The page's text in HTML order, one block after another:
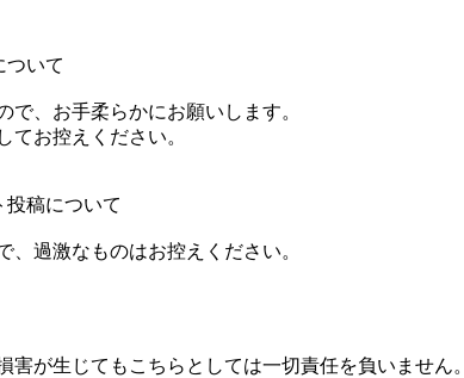
ついて
、お手柔らかにお願いします。
てお控えください。
稿について
過激なものはお控えください。
害が生じてもこちらとしては一切責任を負いません。